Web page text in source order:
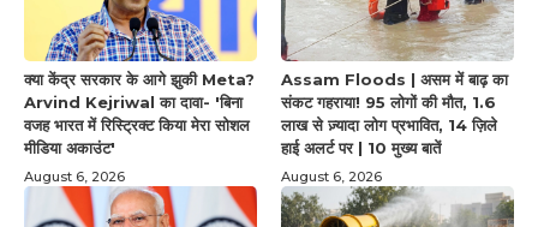
क्या केंद्र सरकार के आगे झुकी Meta?
Arvind Kejriwal का दावा- 'बिना
वजह भारत में रिस्ट्रिक्ट किया मेरा सोशल
मीडिया अकाउंट'
August 6, 2026
Assam Floods | असम में बाढ़ का
संकट गहराया! 95 लोगों की मौत, 1.6
लाख से ज़्यादा लोग प्रभावित, 14 ज़िले
हाई अलर्ट पर | 10 मुख्य बातें
August 6, 2026